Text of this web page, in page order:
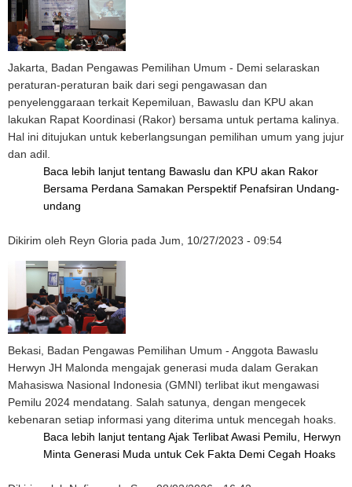
Jakarta, Badan Pengawas Pemilihan Umum - Demi selaraskan
peraturan-peraturan baik dari segi pengawasan dan
penyelenggaraan terkait Kepemiluan, Bawaslu dan KPU akan
lakukan Rapat Koordinasi (Rakor) bersama untuk pertama kalinya.
Hal ini ditujukan untuk keberlangsungan pemilihan umum yang jujur
dan adil.
Baca lebih lanjut tentang Bawaslu dan KPU akan Rakor
Bersama Perdana Samakan Perspektif Penafsiran Undang-
undang
Dikirim oleh Reyn Gloria pada Jum, 10/27/2023 - 09:54
Bekasi, Badan Pengawas Pemilihan Umum - Anggota Bawaslu
Herwyn JH Malonda mengajak generasi muda dalam Gerakan
Mahasiswa Nasional Indonesia (GMNI) terlibat ikut mengawasi
Pemilu 2024 mendatang. Salah satunya, dengan mengecek
kebenaran setiap informasi yang diterima untuk mencegah hoaks.
Baca lebih lanjut tentang Ajak Terlibat Awasi Pemilu, Herwyn
Minta Generasi Muda untuk Cek Fakta Demi Cegah Hoaks